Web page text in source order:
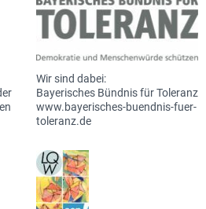
Wir sind dabei:
Bayerisches Bündnis für Toleranz
www.bayerisches-buendnis-fuer-
toleranz.de